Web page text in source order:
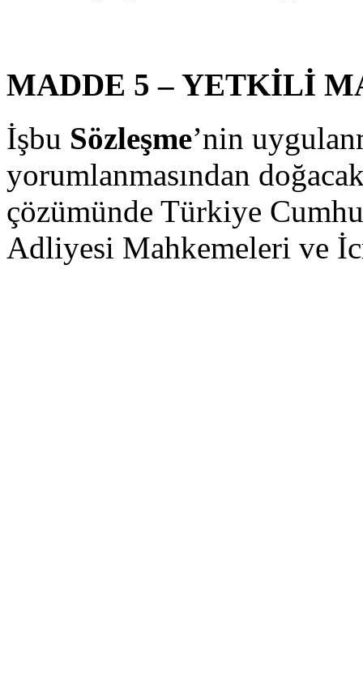
MADDE 5 – YETKİLİ
İşbu Sözleşme’nin
yorumlanmasından
çözümünde Türkiye
Adliyesi Mahkemeleri ve